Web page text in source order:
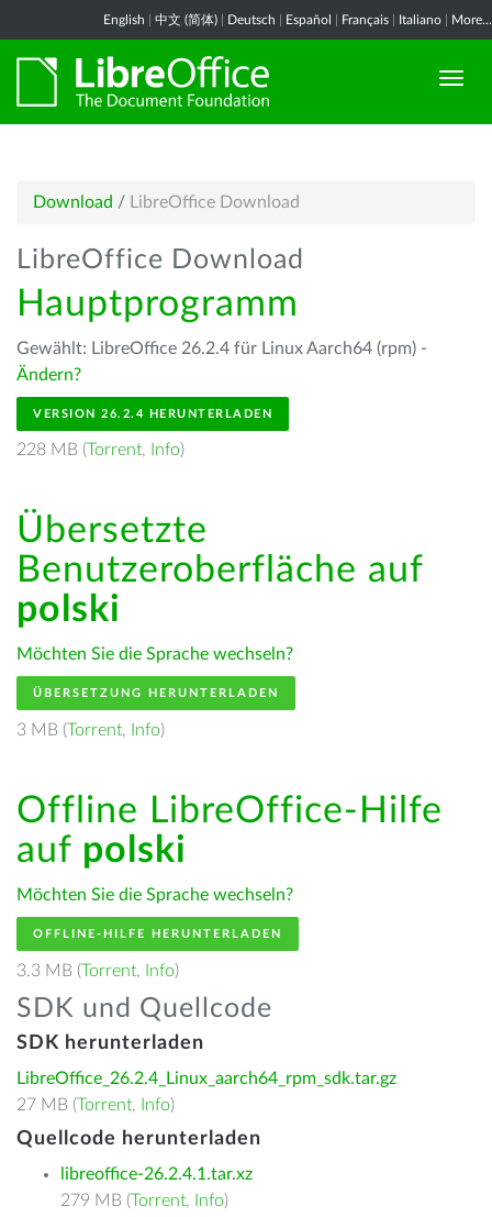
English 中文 (简体) Deutsch Español Français Italiano More...
Download / LibreOffice Download
LibreOffice Download
Hauptprogramm
Gewählt: LibreOffice 26.2.4 für Linux Aarch64 (rpm) -
Ändern?
VERSION 26.2.4 HERUNTERLADEN
228 MB (Torrent, Info)
Übersetzte
Benutzeroberfläche auf
polski
Möchten Sie die Sprache wechseln?
ÜBERSETZUNG HERUNTERLADEN
3 MB (Torrent, Info)
Offline LibreOffice-Hilfe
auf polski
Möchten Sie die Sprache wechseln?
OFFLINE-HILFE HERUNTERLADEN
3.3 MB (Torrent, Info)
SDK und Quellcode
SDK herunterladen
LibreOffice_26.2.4_Linux_aarch64_rpm_sdk.tar.gz
27 MB (Torrent, Info)
Quellcode herunterladen
libreoffice-26.2.4.1.tar.xz
279 MB (Torrent, Info)